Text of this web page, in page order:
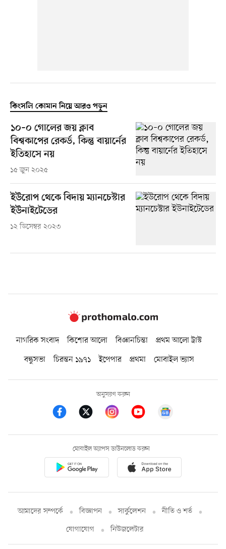
কিংসলি কোমান নিয়ে আরও পড়ুন
১০–০ গোলের জয় ক্লাব
বিশ্বকাপের রেকর্ড, কিন্তু বায়ার্নের
ইতিহাসে নয়
১৫ জুন ২০২৫
ইউরোপ থেকে বিদায় ম্যানচেস্টার
ইউনাইটেডের
১২ ডিসেম্বর ২০২৩
নাগরিক সংবাদ কিশোর আলো বিজ্ঞানচিন্তা
প্রথম আলো ট্রাস্ট
বন্ধুসভা
চিরন্তন ১৯৭১ ইপেপার প্রথমা মোবাইল ভ্যাস
অনুসরণ করুন
মোবাইল অ্যাপস ডাউনলোড করুন
আমাদের সম্পর্কে বিজ্ঞাপন সার্কুলেশন
নীতি ও শর্ত
যোগাযোগ
নিউজলেটার